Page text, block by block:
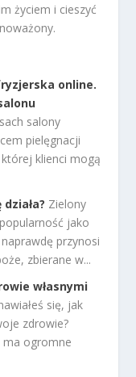
życiem i cieszyć
online.
salony
pielęgnacji
klienci mogą
Zielony
jako
przynosi
zbierane w...
własnymi
się, jak
zdrowie?
ma ogromne